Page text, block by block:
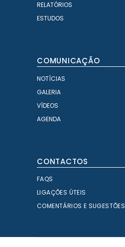
RELATÓRIOS
ESTUDOS
COMUNICAÇÃO
NOTÍCIAS
GALERIA
VÍDEOS
AGENDA
CONTACTOS
FAQS
LIGAÇÕES ÚTEIS
COMENTÁRIOS E SUGESTÕES